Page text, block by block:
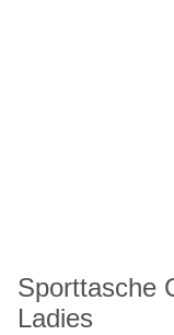
Sporttasche
Ladies